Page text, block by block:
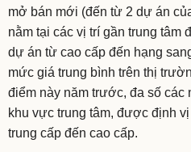
mở bán mới (đến từ 2 dự án
nằm tại các vị trí gần trung tâm
dự án từ cao cấp đến hạng
mức giá trung bình trên thị
điểm này năm trước, đa số các
khu vực trung tâm, được định
trung cấp đến cao cấp.